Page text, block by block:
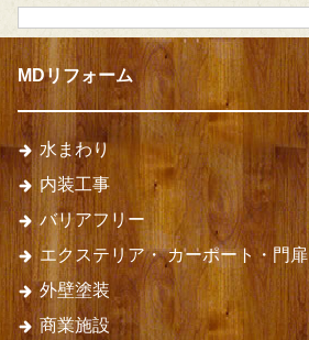
MDリフォーム
水まわり
内装工事
バリアフリー
エクステリア・カーポート・門扉
外壁塗装
商業施設